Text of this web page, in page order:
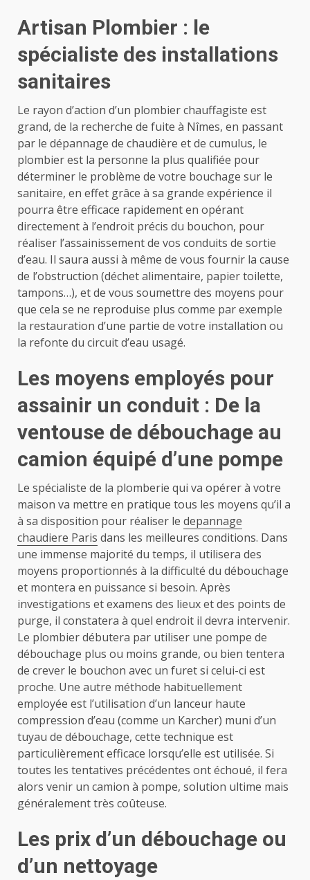
Artisan Plombier : le
spécialiste des installations
sanitaires
Le rayon d’action d’un plombier chauffagiste est
grand, de la recherche de fuite à Nîmes, en passant
par le dépannage de chaudière et de cumulus, le
plombier est la personne la plus qualifiée pour
déterminer le problème de votre bouchage sur le
sanitaire, en effet grâce à sa grande expérience il
pourra être efficace rapidement en opérant
directement à l’endroit précis du bouchon, pour
réaliser l’assainissement de vos conduits de sortie
d’eau. Il saura aussi à même de vous fournir la cause
de l’obstruction (déchet alimentaire, papier toilette,
tampons…), et de vous soumettre des moyens pour
que cela se ne reproduise plus comme par exemple
la restauration d’une partie de votre installation ou
la refonte du circuit d’eau usagé.
Les moyens employés pour
assainir un conduit : De la
ventouse de débouchage au
camion équipé d’une pompe
Le spécialiste de la plomberie qui va opérer à votre
maison va mettre en pratique tous les moyens qu’il a
à sa disposition pour réaliser le depannage
chaudiere Paris dans les meilleures conditions. Dans
une immense majorité du temps, il utilisera des
moyens proportionnés à la difficulté du débouchage
et montera en puissance si besoin. Après
investigations et examens des lieux et des points de
purge, il constatera à quel endroit il devra intervenir.
Le plombier débutera par utiliser une pompe de
débouchage plus ou moins grande, ou bien tentera
de crever le bouchon avec un furet si celui-ci est
proche. Une autre méthode habituellement
employée est l’utilisation d’un lanceur haute
compression d’eau (comme un Karcher) muni d’un
tuyau de débouchage, cette technique est
particulièrement efficace lorsqu’elle est utilisée. Si
toutes les tentatives précédentes ont échoué, il fera
alors venir un camion à pompe, solution ultime mais
généralement très coûteuse.
Les prix d’un débouchage ou
d’un nettoyage